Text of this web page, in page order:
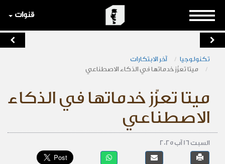
قنوات
تكنولوجيا
آخر الابتكارات
ميتا تعزّز خدماتها في الذكاء الاصطناعي
ميتا تعزّز خدماتها في الذكاء
الاصطناعي
السبت 16 آب 2025